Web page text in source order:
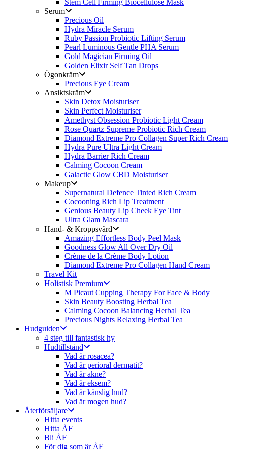
Stem Cell Firming Biocellulose Mask
Serum
Precious Oil
Hydra Miracle Serum
Ruby Passion Probiotic Lifting Serum
Pearl Luminous Gentle PHA Serum
Gold Magician Firming Oil
Golden Elixir Self Tan Drops
Ögonkräm
Precious Eye Cream
Ansiktskräm
Skin Detox Moisturiser
Skin Perfect Moisturiser
Amethyst Obsession Probiotic Light Cream
Rose Quartz Supreme Probiotic Rich Cream
Diamond Extreme Pro Collagen Super Rich Cream
Hydra Pure Ultra Light Cream
Hydra Barrier Rich Cream
Calming Cocoon Cream
Galactic Glow CBD Moisturiser
Makeup
Supernatural Defence Tinted Rich Cream
Cocooning Rich Lip Treatment
Genious Beauty Lip Cheek Eye Tint
Ultra Glam Mascara
Hand- & Kroppsvård
Amazing Effortless Body Peel Mask
Goodness Glow All Over Dry Oil
Crème de la Crème Body Lotion
Diamond Extreme Pro Collagen Hand Cream
Travel Kit
Holistisk Premium
M Picaut Cupping Therapy For Face & Body
Skin Beauty Boosting Herbal Tea
Calming Cocoon Balancing Herbal Tea
Precious Nights Relaxing Herbal Tea
Hudguiden
4 steg till fantastisk hy
Hudtillstånd
Vad är rosacea?
Vad är perioral dermatit?
Vad är akne?
Vad är eksem?
Vad är känslig hud?
Vad är mogen hud?
Återförsäljare
Hitta events
Hitta ÅF
Bli ÅF
För dig som är ÅF